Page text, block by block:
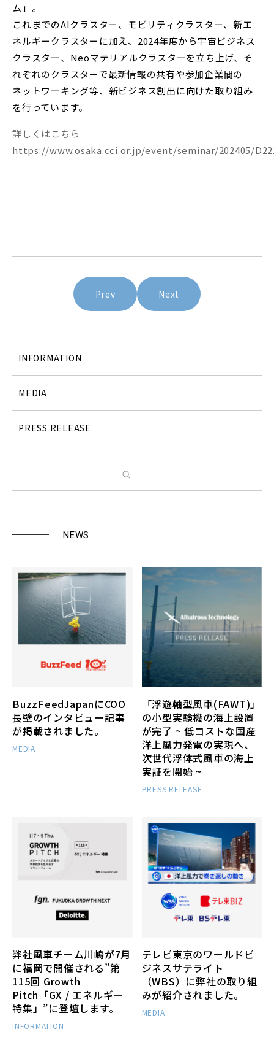
ム」。
これまでのAIクラスター、モビリティクラスター、新エ
ネルギークラスターに加え、2024年度から宇宙ビジネス
クラスター、Neoマテリアルクラスターを立ち上げ、そ
れぞれのクラスターで最新情報の共有や参加企業間の
ネットワーキング等、新ビジネス創出に向けた取り組み
を行っています。
詳しくはこちら
https://www.osaka.cci.or.jp/event/seminar/202405/
ショ
Prev Next
INFORMATION
MEDIA
PRESS RELEASE
検索
NEWS
BuzzFeedJapanにCOO
長壁のインタビュー記事
が掲載されました。
MEDIA
「浮遊軸型風車(FAWT)」
の小型実験機の海上設置
が完了 ~ 低コストな国産
洋上風力発電の実現へ、
次世代浮体式風車の海上
実証を開始 ~
PRESS RELEASE
弊社風車チーム川嶋が7月
に福岡で開催される”第
115回 Growth
Pitch「GX / エネルギー
特集」”に登壇します。
INFORMATION
テレビ東京のワールドビ
ジネスサテライト
（WBS）に弊社の取り組
みが紹介されました。
MEDIA